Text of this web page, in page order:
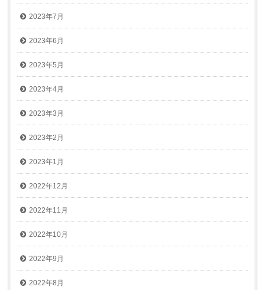
2023年7月
2023年6月
2023年5月
2023年4月
2023年3月
2023年2月
2023年1月
2022年12月
2022年11月
2022年10月
2022年9月
2022年8月